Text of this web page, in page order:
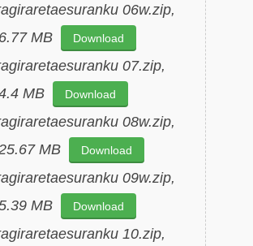
06w.zip,
MB
Download
07.zip,
MB
Download
08w.zip,
MB
Download
09w.zip,
MB
Download
10.zip,